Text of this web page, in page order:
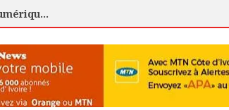
Cybersécurité : l’ANSSI certifie 88 experts pour renforcer la défense numérique de la Côte d’Ivoire